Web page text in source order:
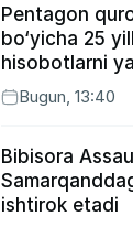
Pentagon
bo‘yicha 25
hisobotlarni
Bugun, 13:40
Bibisora
ishtirok etadi